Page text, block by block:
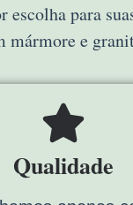
escolha para
mármore e
Qualidade